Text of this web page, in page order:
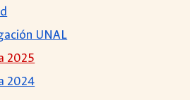
UNAL
2025
2024